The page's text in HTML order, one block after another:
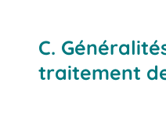
C.
traitement